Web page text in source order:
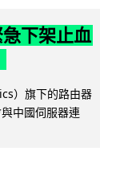
下架止血
）旗下的路由器
中國伺服器連